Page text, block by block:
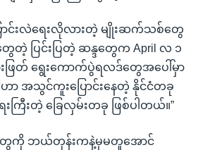
ောင်းလဲရေးလိုလားတဲ့ မျိုးဆက်သစ်တွေ
တဲ့ ပြင်းပြတဲ့ ဆန္ဒတွေက April လ ၁
ြတ် ရွေးကောက်ပွဲရလဒ်တွေအပေါ်မှာ
ာ အသွင်ကူးပြောင်းနေတဲ့ နိုင်ငံတခု
းတဲ့ ခြေလှမ်းတခု ဖြစ်ပါတယ်။”
တွေကို ဘယ်တုန်းကနဲ့မှမတူအောင်